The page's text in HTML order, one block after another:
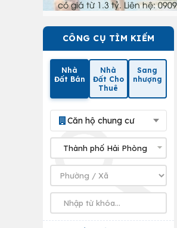
có giá từ 1.3 tỷ. Liên hệ:
CÔNG CỤ TÌM KIẾM
Nhà
Đất Bán
Nhà
Đất Cho
Thuê
Sang
nhượng
Căn hộ chung cư